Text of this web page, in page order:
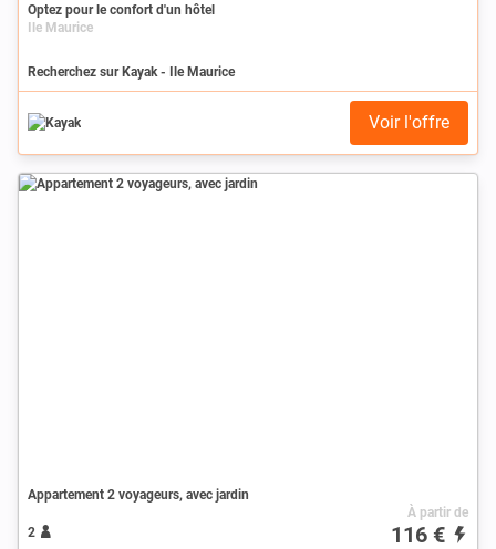
Optez pour le confort d'un hôtel
Ile Maurice
Recherchez sur Kayak - Ile Maurice
Voir l'offre
Appartement 2 voyageurs, avec jardin
2
À partir de
116 €